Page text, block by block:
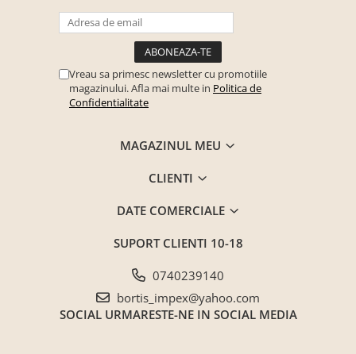
Vreau sa primesc newsletter cu promotiile
magazinului. Afla mai multe in Politica de
Confidentialitate
MAGAZINUL MEU
CLIENTI
DATE COMERCIALE
SUPORT CLIENTI 10-18
0740239140
bortis_impex@yahoo.com
SOCIAL URMARESTE-NE IN SOCIAL MEDIA